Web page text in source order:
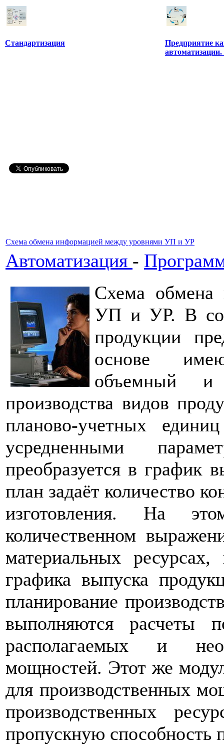
Стандартизация
Предприятие
Схема обмена информацией между уровнями УП и УР
Автоматизация -
Схема обмена
УП и УР. В
продукции
основе
объемный и
производства видов
планово-учетных
усредненными
преобразуется в график
план задаёт количество
изготовления. На
количественном
материальных
графика выпуска
планирование
выполняются расчеты
располагаемых и
мощностей. Этот же
для производственных
производственных
пропускную способность